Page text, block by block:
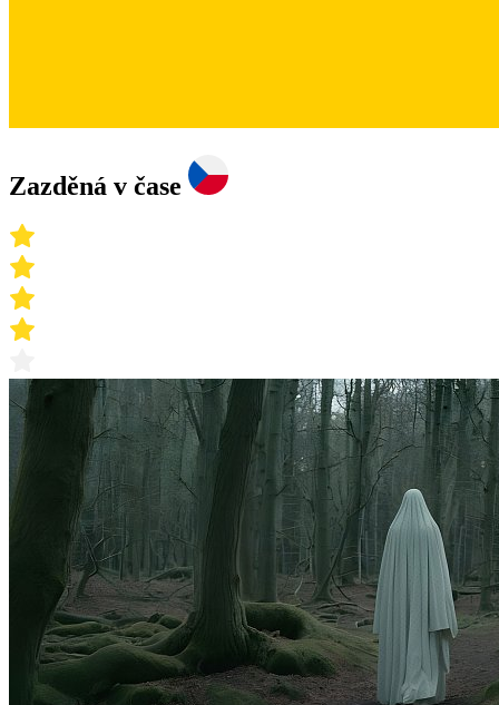
Zazděná v čase